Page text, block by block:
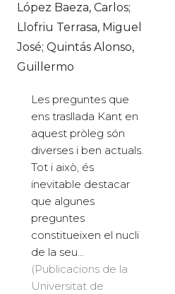
López Baeza, Carlos;
Llofriu Terrasa, Miguel
José; Quintás Alonso,
Guillermo
Les preguntes que
ens trasllada Kant en
aquest pròleg són
diverses i ben actuals.
Tot i això, és
inevitable destacar
que algunes
preguntes
constitueixen el nucli
de la seu...
(Publicacions de la
Universitat de